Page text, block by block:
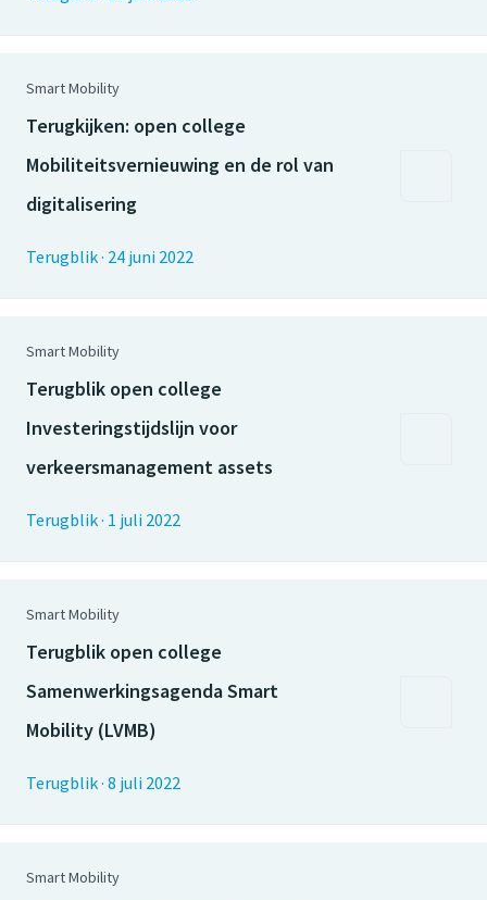
Smart Mobility
Terugkijken: open college
Mobiliteitsvernieuwing en de rol van
digitalisering
Terugblik· 24 juni 2022
Smart Mobility
Terugblik open college
Investeringstijdslijn voor
verkeersmanagement assets
Terugblik· 1 juli 2022
Smart Mobility
Terugblik open college
Samenwerkingsagenda Smart
Mobility (LVMB)
Terugblik· 8 juli 2022
Smart Mobility